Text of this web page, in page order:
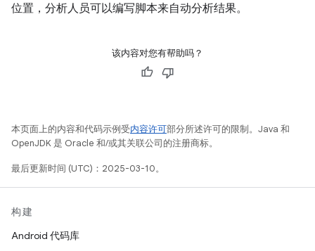
位置，分析人员可以编写脚本来自动分析结果。
该内容对您有帮助吗？
本页面上的内容和代码示例受内容许可部分所述许可的限制。Java 和
OpenJDK 是 Oracle 和/或其关联公司的注册商标。
最后更新时间 (UTC)：2025-03-10。
构建
Android 代码库